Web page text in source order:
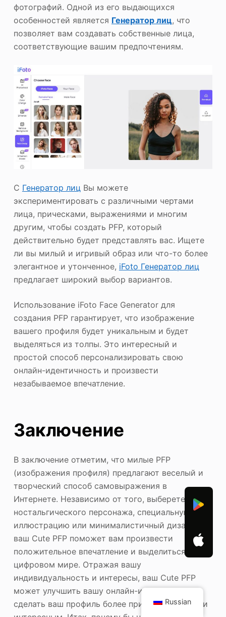
фотографий. Одной из его выдающихся
особенностей является Генератор лиц, что
позволяет вам создавать собственные лица,
соответствующие вашим предпочтениям.
С Генератор лицВы можете
экспериментировать с различными чертами
лица, прическами, выражениями и многим
другим, чтобы создать PFP, который
действительно будет представлять вас. Ищете
ли вы милый и игривый образ или что-то более
элегантное и утонченное, iFoto Генератор лиц
предлагает широкий выбор вариантов.
Использование iFoto Face Generator для
создания PFP гарантирует, что изображение
вашего профиля будет уникальным и будет
выделяться из толпы. Это интересный и
простой способ персонализировать свою
онлайн-идентичность и произвести
незабываемое впечатление.
Заключение
В заключение отметим, что милые PFP
(изображения профиля) предлагают веселый и
творческий способ самовыражения в
Интернете. Независимо от того, выберете ли вы
ностальгического персонажа, специальную
иллюстрацию или минималистичный дизайн,
ваш Cute PFP поможет вам произвести
положительное впечатление и выделиться в
цифровом мире. Отражая вашу
индивидуальность и интересы, ваш Cute PFP
может улучшить вашу онлайн-идентичность и
сделать ваш профиль более привлекательным и
Russian